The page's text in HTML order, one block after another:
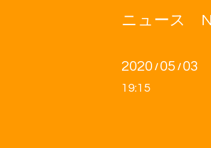
ニュース
2020 / 05 / 03
19:15